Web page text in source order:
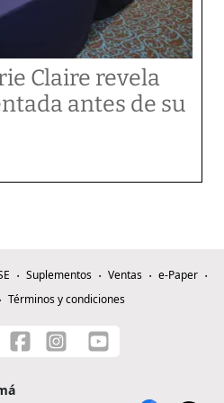
Claire revela
antes de su
Suplementos Ventas
e-Paper
Términos y condiciones